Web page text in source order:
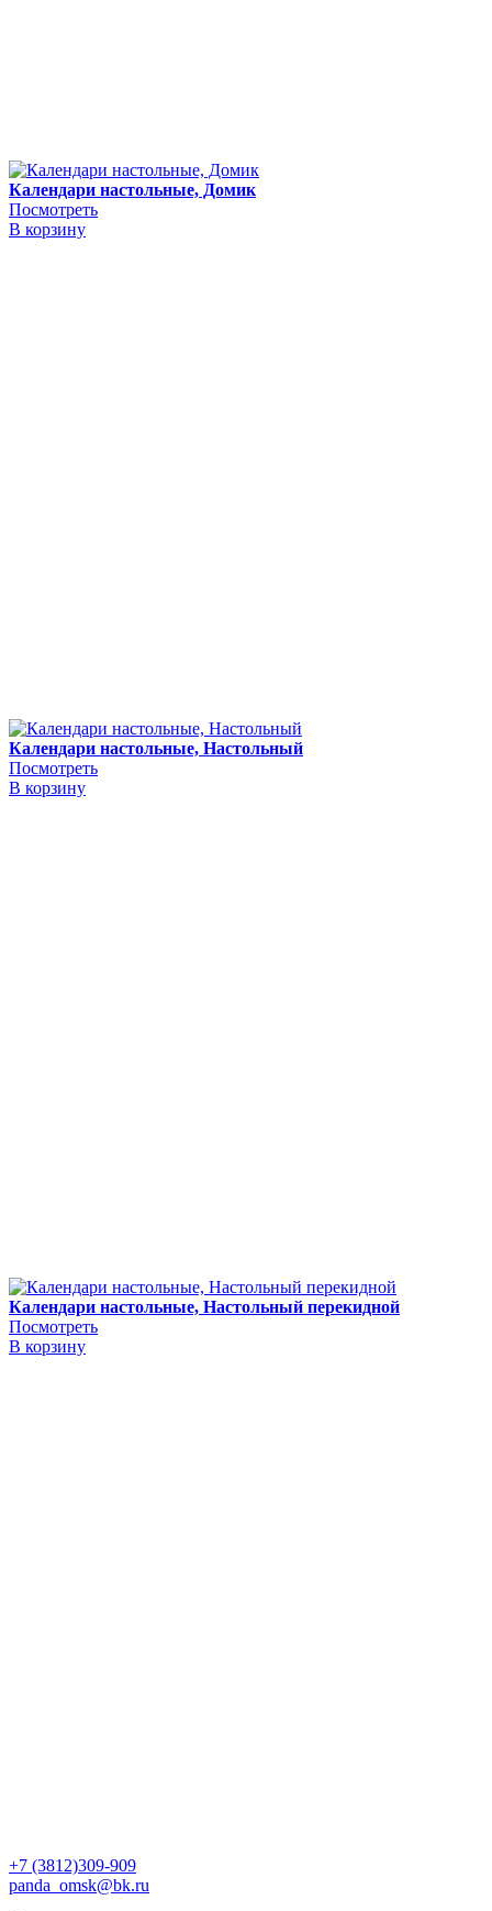
Календари настольные, Домик
Посмотреть
В корзину
Календари настольные, Настольный
Посмотреть
В корзину
Календари настольные, Настольный перекидной
Посмотреть
В корзину
+7 (3812)309-909
panda_omsk@bk.ru